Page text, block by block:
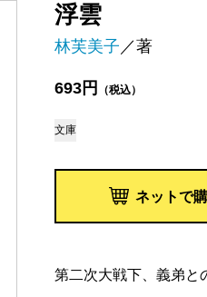
浮雲
林芙美子 ／著
693円 （税込）
文庫
ネットで
第二次大戦下、義弟と